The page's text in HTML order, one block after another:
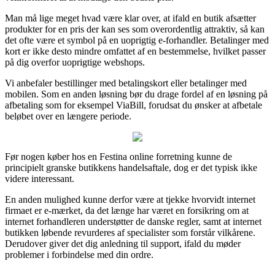
Man må lige meget hvad være klar over, at ifald en butik afsætter
produkter for en pris der kan ses som overordentlig attraktiv, så kan
det ofte være et symbol på en uoprigtig e-forhandler. Betalinger med
kort er ikke desto mindre omfattet af en bestemmelse, hvilket passer
på dig overfor uoprigtige webshops.
Vi anbefaler bestillinger med betalingskort eller betalinger med
mobilen. Som en anden løsning bør du drage fordel af en løsning på
afbetaling som for eksempel ViaBill, forudsat du ønsker at afbetale
beløbet over en længere periode.
Før nogen køber hos en Festina online forretning kunne de
principielt granske butikkens handelsaftale, dog er det typisk ikke
videre interessant.
En anden mulighed kunne derfor være at tjekke hvorvidt internet
firmaet er e-mærket, da det længe har været en forsikring om at
internet forhandleren understøtter de danske regler, samt at internet
butikken løbende revurderes af specialister som forstår vilkårene.
Derudover giver det dig anledning til support, ifald du møder
problemer i forbindelse med din ordre.